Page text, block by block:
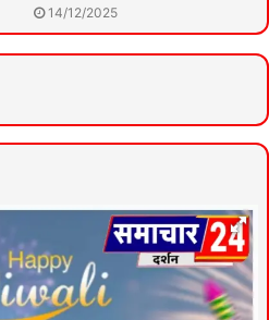
14/12/2025